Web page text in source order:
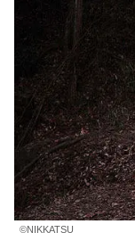
©NIKKATSU